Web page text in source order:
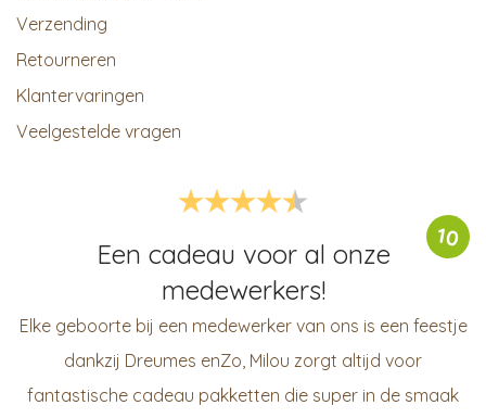
Verzending
Retourneren
Klantervaringen
Veelgestelde vragen
10
Een cadeau voor al onze
medewerkers!
Elke geboorte bij een medewerker van ons is een feestje
dankzij Dreumes enZo, Milou zorgt altijd voor
fantastische cadeau pakketten die super in de smaak